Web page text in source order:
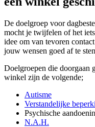
De doelgroep voor
mocht je twijfelen of het
idee om van tevoren
jouw wensen goed af te
Doelgroepen die doorgaan
winkel zijn de volgende;
Autisme
Verstandelijke
Psychische
N.A.H.